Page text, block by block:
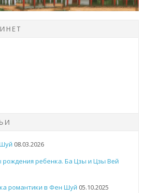
08.03.2026
рождения ребенка. Ба Цзы и Цзы Вей
романтики в Фен Шуй 05.10.2025